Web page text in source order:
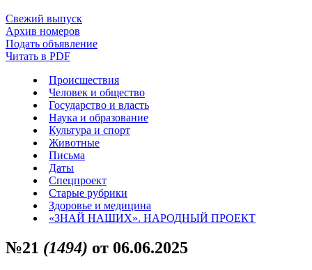
Свежий выпуск
Архив номеров
Подать объявление
Читать в PDF
Происшествия
Человек и общество
Государство и власть
Наука и образование
Культура и спорт
Животные
Письма
Даты
Спецпроект
Старые рубрики
Здоровье и медицина
«ЗНАЙ НАШИХ». НАРОДНЫЙ ПРОЕКТ
№21 (1494) от 06.06.2025